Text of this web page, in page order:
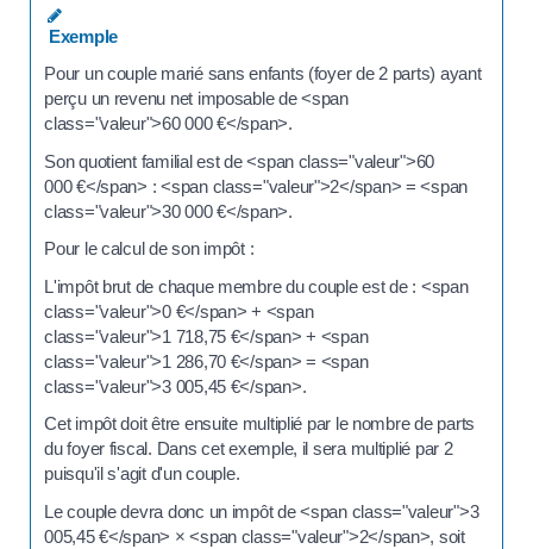
Exemple
Pour un couple marié sans enfants (foyer de 2 parts) ayant
perçu un revenu net imposable de <span
class="valeur">60 000 €</span>.
Son quotient familial est de <span class="valeur">60
000 €</span> : <span class="valeur">2</span> = <span
class="valeur">30 000 €</span>.
Pour le calcul de son impôt :
L'impôt brut de chaque membre du couple est de : <span
class="valeur">0 €</span> + <span
class="valeur">1 718,75 €</span> + <span
class="valeur">1 286,70 €</span> = <span
class="valeur">3 005,45 €</span>.
Cet impôt doit être ensuite multiplié par le nombre de parts
du foyer fiscal. Dans cet exemple, il sera multiplié par 2
puisqu'il s'agit d'un couple.
Le couple devra donc un impôt de <span class="valeur">3
005,45 €</span> × <span class="valeur">2</span>, soit